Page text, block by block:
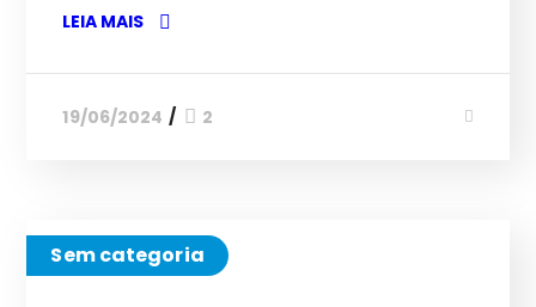
LEIA MAIS
19/06/2024 2
Sem categoria